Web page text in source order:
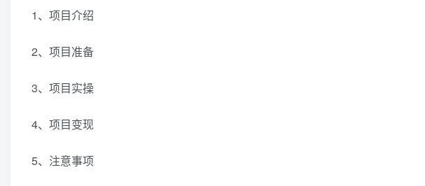
1、项目介绍
2、项目准备
3、项目实操
4、项目变现
5、注意事项